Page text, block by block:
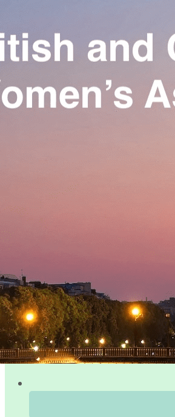
Exporter uniquement les
Ajoutez un logo, un bouton, des